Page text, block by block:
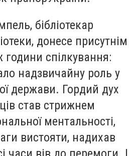
бібліотекар
донесе присутнім
спілкування:
надзвичайну роль у
держави. Гордий дух
став стрижнем
ментальності,
вистояти, надихав